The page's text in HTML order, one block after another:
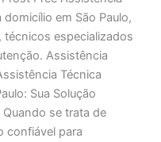
em São Paulo,
técnicos especializados
Assistência
Técnica
Sua Solução
se trata de
confiável para